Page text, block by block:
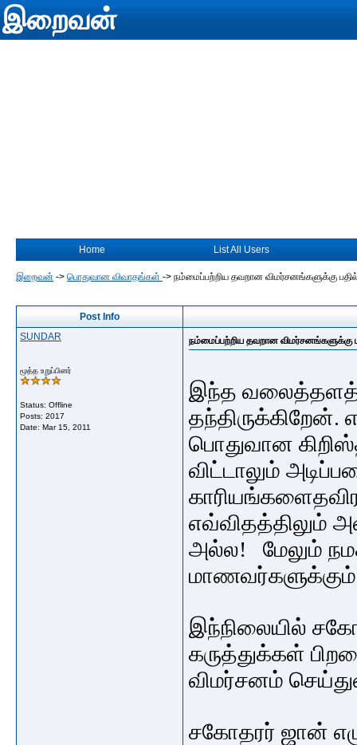
இறைவன்
Home List All Users
இறைவன் -> பொதுவான விவாதங்கள் -> நம்மைப்பற்றிய தவறான விமர்சனங்களுக்கு
Post Info
SUNDAR
மூத்த உறுப்பினர்
Status: Offline
Posts: 2017
Date: Mar 15, 2011
நம்மைப்பற்றிய தவறான விமர்சனங்களுக்கு
இந்த
பொதுவான
விட்டாலும்
எவ்விதத்திலும்
அல்ல! மேலும்
இந்நிலையில்
கருத்துக்கள்
விமர்சனம்
சகோதரர் ஜான்